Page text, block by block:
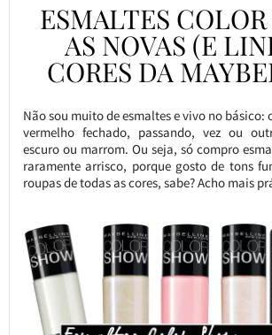
ESMALTES
AS NOVAS (E
CORES DA
Não sou muito de esmaltes e vivo no básico:
vermelho fechado, passando, vez ou
escuro ou marrom. Ou seja, só compro
raramente arrisco, porque gosto de tons
roupas de todas as cores, sabe? Acho mais